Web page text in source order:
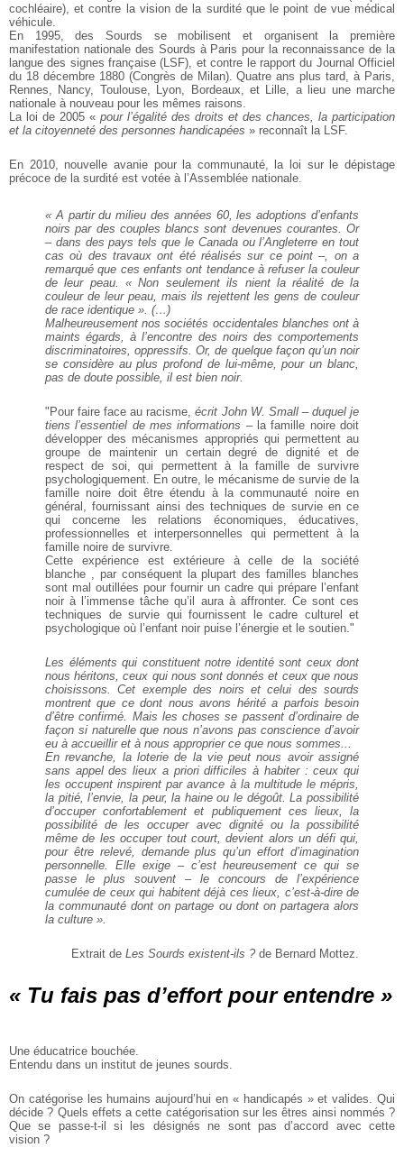
cochléaire), et contre la vision de la surdité que le point de vue médical
véhicule.
En 1995, des Sourds se mobilisent et organisent la première
manifestation nationale des Sourds à Paris pour la reconnaissance de la
langue des signes française (LSF), et contre le rapport du Journal Officiel
du 18 décembre 1880 (Congrès de Milan). Quatre ans plus tard, à Paris,
Rennes, Nancy, Toulouse, Lyon, Bordeaux, et Lille, a lieu une marche
nationale à nouveau pour les mêmes raisons.
La loi de 2005 « pour l’égalité des droits et des chances, la participation
et la citoyenneté des personnes handicapées » reconnaît la LSF.
En 2010, nouvelle avanie pour la communauté, la loi sur le dépistage
précoce de la surdité est votée à l’Assemblée nationale.
« A partir du milieu des années 60, les adoptions d’enfants
noirs par des couples blancs sont devenues courantes. Or
– dans des pays tels que le Canada ou l’Angleterre en tout
cas où des travaux ont été réalisés sur ce point –, on a
remarqué que ces enfants ont tendance à refuser la couleur
de leur peau. « Non seulement ils nient la réalité de la
couleur de leur peau, mais ils rejettent les gens de couleur
de race identique ». (…)
Malheureusement nos sociétés occidentales blanches ont à
maints égards, à l’encontre des noirs des comportements
discriminatoires, oppressifs. Or, de quelque façon qu’un noir
se considère au plus profond de lui-même, pour un blanc,
pas de doute possible, il est bien noir.
"Pour faire face au racisme,écrit John W. Small – duquel je
tiens l’essentiel de mes informations –la famille noire doit
développer des mécanismes appropriés qui permettent au
groupe de maintenir un certain degré de dignité et de
respect de soi, qui permettent à la famille de survivre
psychologiquement. En outre, le mécanisme de survie de la
famille noire doit être étendu à la communauté noire en
général, fournissant ainsi des techniques de survie en ce
qui concerne les relations économiques, éducatives,
professionnelles et interpersonnelles qui permettent à la
famille noire de survivre.
Cette expérience est extérieure à celle de la société
blanche , par conséquent la plupart des familles blanches
sont mal outillées pour fournir un cadre qui prépare l’enfant
noir à l’immense tâche qu’il aura à affronter. Ce sont ces
techniques de survie qui fournissent le cadre culturel et
psychologique où l’enfant noir puise l’énergie et le soutien."
Les éléments qui constituent notre identité sont ceux dont
nous héritons, ceux qui nous sont donnés et ceux que nous
choisissons. Cet exemple des noirs et celui des sourds
montrent que ce dont nous avons hérité a parfois besoin
d’être confirmé. Mais les choses se passent d’ordinaire de
façon si naturelle que nous n’avons pas conscience d’avoir
eu à accueillir et à nous approprier ce que nous sommes...
En revanche, la loterie de la vie peut nous avoir assigné
sans appel des lieux a priori difficiles à habiter : ceux qui
les occupent inspirent par avance à la multitude le mépris,
la pitié, l’envie, la peur, la haine ou le dégoût. La possibilité
d’occuper confortablement et publiquement ces lieux, la
possibilité de les occuper avec dignité ou la possibilité
même de les occuper tout court, devient alors un défi qui,
pour être relevé, demande plus qu’un effort d’imagination
personnelle. Elle exige – c’est heureusement ce qui se
passe le plus souvent – le concours de l’expérience
cumulée de ceux qui habitent déjà ces lieux, c’est-à-dire de
la communauté dont on partage ou dont on partagera alors
la culture ».
Extrait de Les Sourds existent-ils ? de Bernard Mottez.
« Tu fais pas d’effort pour entendre »
Une éducatrice bouchée.
Entendu dans un institut de jeunes sourds.
On catégorise les humains aujourd’hui en « handicapés » et valides. Qui
décide ? Quels effets a cette catégorisation sur les êtres ainsi nommés ?
Que se passe-t-il si les désignés ne sont pas d’accord avec cette
vision ?